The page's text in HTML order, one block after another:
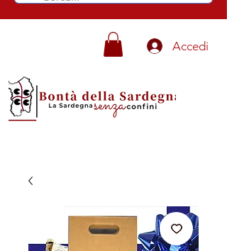
Accedi